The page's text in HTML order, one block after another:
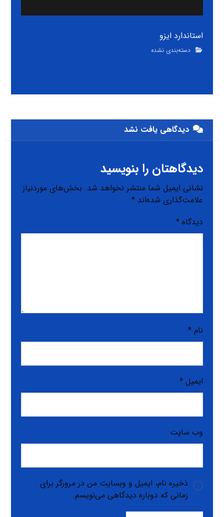
استاندارد ایزو
دسته‌بندی نشده
دیدگاهی یافت نشد
دیدگاهتان را بنویسید
نشانی ایمیل شما منتشر نخواهد شد. بخش‌های موردنیاز
علامت‌گذاری شده‌اند*
دیدگاه*
نام*
ایمیل*
وب‌ سایت
ذخیره نام، ایمیل و وبسایت من در مرورگر برای
زمانی که دوباره دیدگاهی می‌نویسم.